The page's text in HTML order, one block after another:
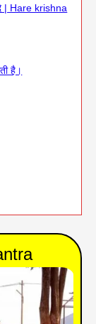
| Hare krishna
है।